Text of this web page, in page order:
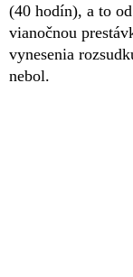
(40 hodín), a to
vianočnou
vynesenia
nebol.